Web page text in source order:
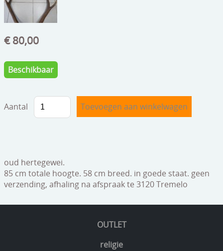
speelgoed
spiegels
boeken
OUTLET
religie
€ 80,00
Beschikbaar
Aantal
oud hertegewei.
85 cm totale hoogte. 58 cm breed. in goede staat. geen
verzending, afhaling na afspraak te 3120 Tremelo